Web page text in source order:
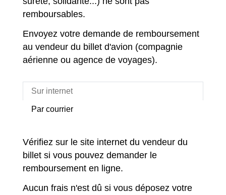
remboursables.
Envoyez votre demande de remboursement
au vendeur du billet d'avion (compagnie
aérienne ou agence de voyages).
Sur internet
Par courrier
Vérifiez sur le site internet du vendeur du
billet si vous pouvez demander le
remboursement en ligne.
Aucun frais n'est dû si vous déposez votre